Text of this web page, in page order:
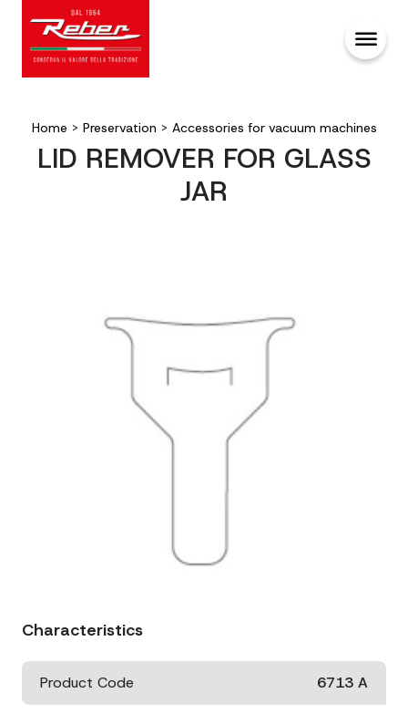
Home > Preservation > Accessories for vacuum machines
LID REMOVER FOR GLASS
JAR
Characteristics
Product Code 6713 A